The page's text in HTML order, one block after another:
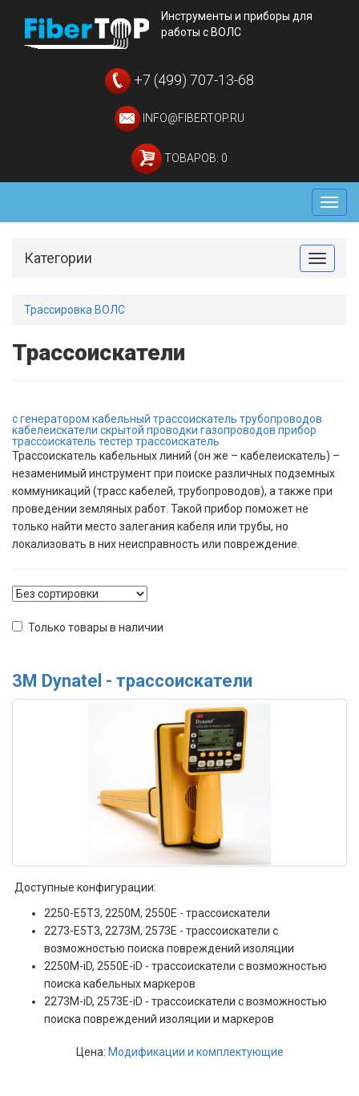
Инструменты и приборы для
работы с ВОЛС
+7 (499) 707-13-68
INFO@FIBERTOP.RU
ТОВАРОВ: 0
Меню
Toggle
Категории
Трассировка ВОЛС
Трассоискатели
с генератором кабельный трассоискатель трубопроводов
кабелеискатели скрытой проводки газопроводов прибор
трассоискатель тестер трассоискатель
Трассоискатель кабельных линий (он же – кабелеискатель) –
незаменимый инструмент при поиске различных подземных
коммуникаций (трасс кабелей, трубопроводов), а также при
проведении земляных работ. Такой прибор поможет не
только найти место залегания кабеля или трубы, но
локализовать в них неисправность или повреждение.
Только товары в наличии
3M Dynatel - трассоискатели
Доступные конфигурации:
2250-Е5Т3, 2250M, 2550E - трассоискатели
2273-Е5Т3, 2273M, 2573E - трассоискатели с
возможностью поиска повреждений изоляции
2250M-iD, 2550E-iD - трассоискатели с возможностью
поиска кабельных маркеров
2273M-iD, 2573E-iD - трассоискатели с возможностью
поиска повреждений изоляции и маркеров
Цена: Модификации и комплектующие